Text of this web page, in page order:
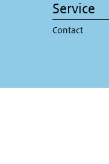
Service
Contact